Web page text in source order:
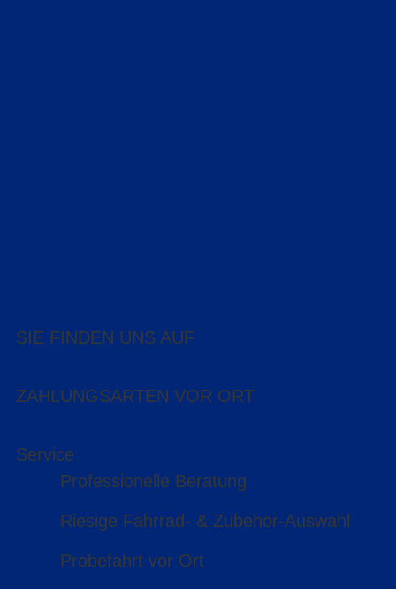
SIE FINDEN UNS AUF
ZAHLUNGSARTEN VOR ORT
Service
Professionelle Beratung
Riesige Fahrrad- & Zubehör-Auswahl
Probefahrt vor Ort